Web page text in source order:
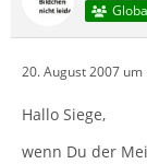
20. August 2007 um
Hallo Siege,
wenn Du der